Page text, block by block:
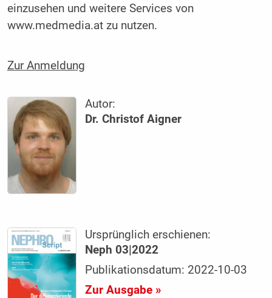
einzusehen und weitere Services von
www.medmedia.at zu nutzen.
Zur Anmeldung
Autor:
Dr. Christof Aigner
Ursprünglich erschienen:
Neph 03|2022
Publikationsdatum: 2022-10-03
Zur Ausgabe »